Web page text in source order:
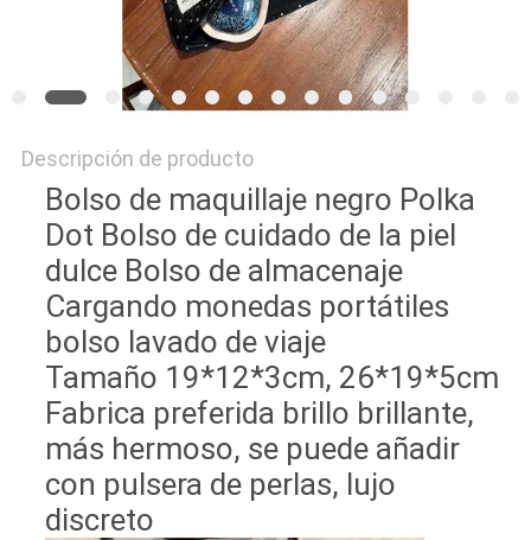
Descripción de producto
Bolso de maquillaje negro Polka
Dot Bolso de cuidado de la piel
dulce Bolso de almacenaje
Cargando monedas portátiles
bolso lavado de viaje
Tamaño 19*12*3cm, 26*19*5cm
Fabrica preferida brillo brillante,
más hermoso, se puede añadir
con pulsera de perlas, lujo
discreto